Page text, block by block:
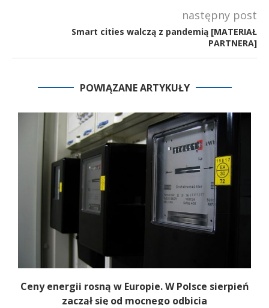
następny post
Smart cities walczą z pandemią [MATERIAŁ
PARTNERA]
POWIĄZANE ARTYKUŁY
Ceny energii rosną w Europie. W Polsce sierpień
zaczął się od mocnego odbicia